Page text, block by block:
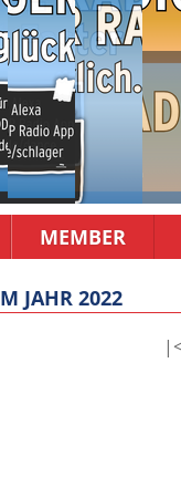
MEMBER
JAHR 2022